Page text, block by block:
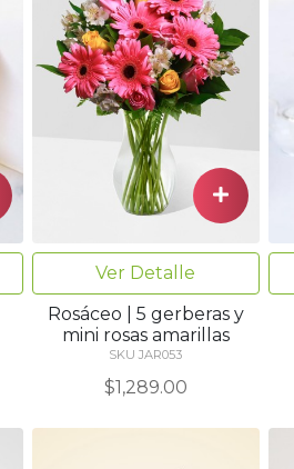
Ver Detalle
Rosáceo | 5 gerberas y
mini rosas amarillas
SKU JAR053
$1,289.00